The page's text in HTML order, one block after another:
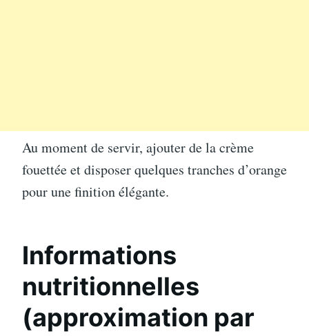
Au moment de servir, ajouter de la crème
fouettée et disposer quelques tranches d’orange
pour une finition élégante.
Informations
nutritionnelles
(approximation par